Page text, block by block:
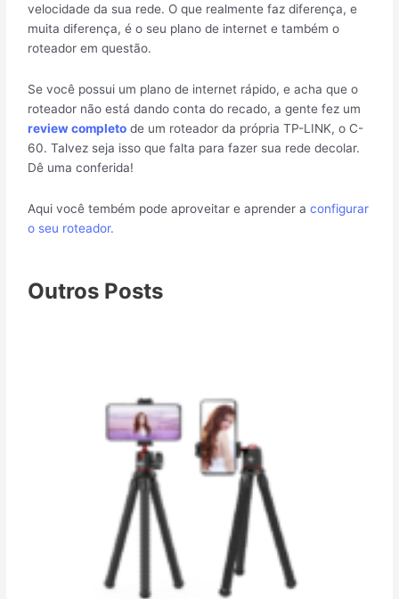
velocidade da sua rede. O que realmente faz diferença, e
muita diferença, é o seu plano de internet e também o
roteador em questão.
Se você possui um plano de internet rápido, e acha que o
roteador não está dando conta do recado, a gente fez um
review completo de um roteador da própria TP-LINK, o C-
60. Talvez seja isso que falta para fazer sua rede decolar.
Dê uma conferida!
Aqui você tembém pode aproveitar e aprender aconfigurar
o seu roteador.
Outros Posts